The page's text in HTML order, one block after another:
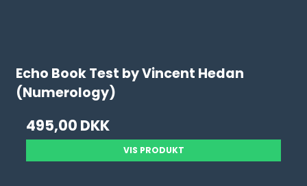
Echo Book Test by Vincent Hedan
(Numerology)
495,00 DKK
VIS PRODUKT